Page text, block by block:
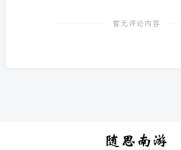
暂无评论内容